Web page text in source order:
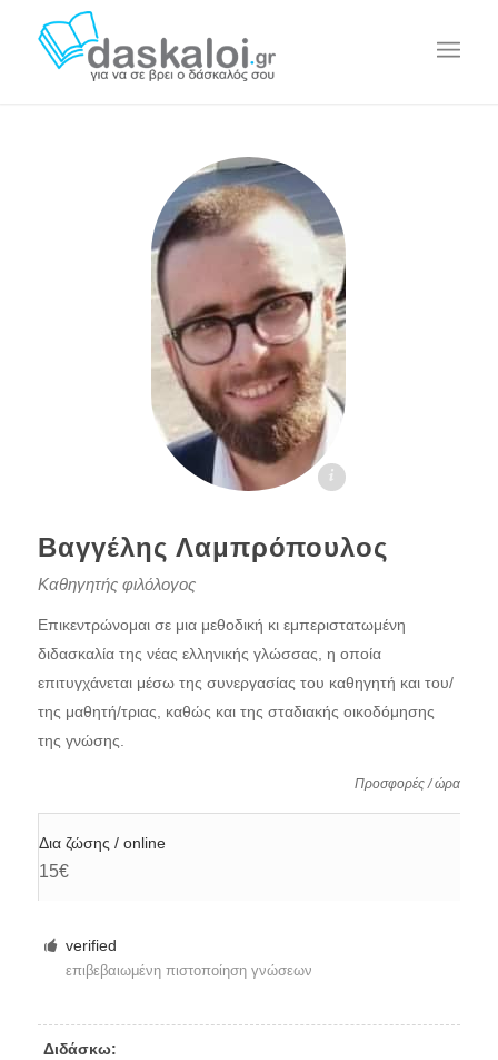
Βαγγέλης Λ. - daskaloi.gr
Βαγγέλης Λαμπρόπουλος
Καθηγητής φιλόλογος
Επικεντρώνομαι σε μια μεθοδική κι εμπεριστατωμένη
διδασκαλία της νέας ελληνικής γλώσσας, η οποία
επιτυγχάνεται μέσω της συνεργασίας του καθηγητή και του/
της μαθητή/τριας, καθώς και της σταδιακής οικοδόμησης
της γνώσης.
Προσφορές / ώρα
Δια ζώσης / online
15€
verified
επιβεβαιωμένη πιστοποίηση γνώσεων
Διδάσκω: